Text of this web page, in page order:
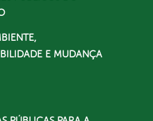
E MUDANÇA